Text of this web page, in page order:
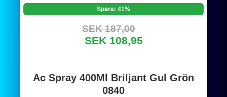
Spara: 41%
SEK 187,00
SEK 108,95
Ac Spray 400Ml Briljant Gul Grön
0840